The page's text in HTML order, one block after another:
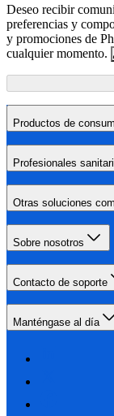
Deseo recibir
preferencias y
y promociones de
cualquier momento.
Productos de
Profesionales
Otras soluciones
Sobre nosotros
Contacto de soporte
Manténgase al día